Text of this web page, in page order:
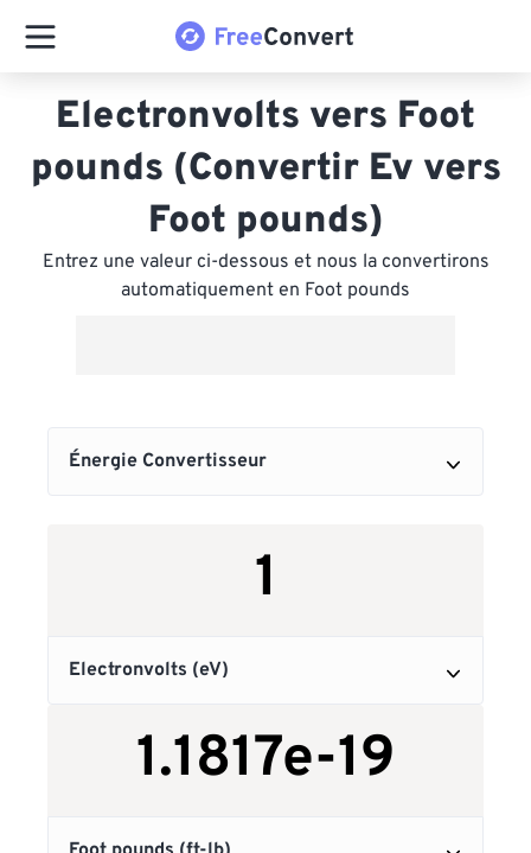
Electronvolts vers Foot
pounds (Convertir Ev vers
Foot pounds)
Entrez une valeur ci-dessous et nous la convertirons
automatiquement en Foot pounds